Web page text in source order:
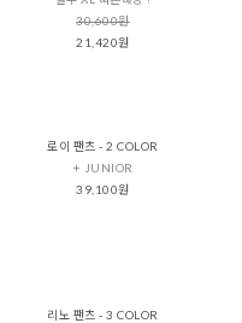
30,600원
21,420원
로이 팬츠 - 2 COLOR
+ JUNIOR
39,100원
리노 팬츠 - 3 COLOR